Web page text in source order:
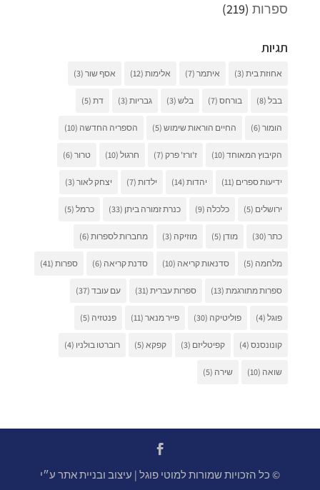
ספרות(219)
תגיות
אחוזת בית(3) איתמר(7) אלימות(12) אסף שור(3)
בבל(8) בורחס(7) בלש(3) גבריות(3) דת(5)
הומור(6) החיים הוראות שימוש(5) הספריה החדשה (10)
הקיבוץ המאוחד(10) ז'ורז' פרק(7) חרגול(10) טרור(6)
ידיעות ספרים (11) יהדות(14) ילדות(7) יצחק לאור(3)
ירושלים (5) כלכלה (9) כנרת זמורה ביתן (33) כרמל(5)
כתר(30) מודן (5) מוזיקה (3) מחברות לספרות(6)
מלחמה (5) סדנאות קריאה (10) סדנת קריאה (6) ספרות(41)
ספרות מתורגמת(13) ספרות עברית(31) עם עובד(37)
פוגל(4) פוליטיקה (30) פייר מנאר(11) פנטזיה (5)
קונונסנס(4) קפיטליזם (3) קפקא(5) רוברטו בולניו (4)
שואה (10) שירה (5)
© כל הזכויות שמורות למוטי פוגל | עיצוב ובניית אתר ע״י